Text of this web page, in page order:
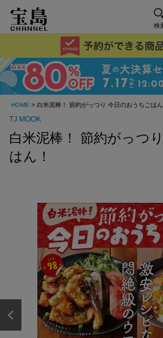
検
HOME > 白米泥棒！ 節約がっつり 今日のおうちごはん
TJ MOOK
白米泥棒！ 節約がっつ
はん！